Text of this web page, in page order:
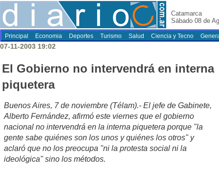
Catamarca
Sábado 08 de
Principal Economia Deportes Turismo Salud Ciencia y Tecno
07-11-2003 19:02
El Gobierno no intervendrá en interna
piquetera
Buenos Aires, 7 de noviembre (Télam).- El jefe de Gabinete,
Alberto Fernández, afirmó este viernes que el gobierno
nacional no intervendrá en la interna piquetera porque "la
gente sabe quiénes son los unos y quiénes los otros" y
aclaró que no los preocupa "ni la protesta social ni la
ideológica" sino los métodos.